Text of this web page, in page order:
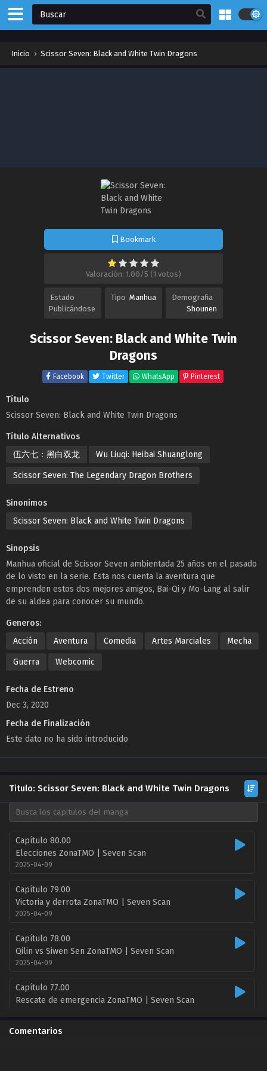
Inicio › Scissor Seven: Black and White Twin Dragons
Bookmark
Valoración: 1.00/5 (1 votos)
Estado
Publicándose
Tipo Manhua
Demografia
Shounen
Scissor Seven: Black and White Twin
Dragons
Facebook Twitter WhatsApp Pinterest
Título
Scissor Seven: Black and White Twin Dragons
Título Alternativos
伍六七：黑白双龙
Wu Liuqi: Heibai Shuanglong
Scissor Seven: The Legendary Dragon Brothers
Sinonimos
Scissor Seven: Black and White Twin Dragons
Sinopsis
Manhua oficial de Scissor Seven ambientada 25 años en el pasado
de lo visto en la serie. Esta nos cuenta la aventura que
emprenden estos dos mejores amigos, Bai-Qi y Mo-Lang al salir
de su aldea para conocer su mundo.
Generos:
Acción
Aventura Comedia Artes Marciales Mecha
Guerra Webcomic
Fecha de Estreno
Dec 3, 2020
Fecha de Finalización
Este dato no ha sido introducido
Titulo: Scissor Seven: Black and White Twin Dragons
Capítulo 80.00
Elecciones ZonaTMO | Seven Scan
2025-04-09
Capítulo 79.00
Victoria y derrota ZonaTMO | Seven Scan
2025-04-09
Capítulo 78.00
Qilin vs Siwen Sen ZonaTMO | Seven Scan
2025-04-09
Capítulo 77.00
Rescate de emergencia ZonaTMO | Seven Scan
Capítulo 75.50
Comentarios